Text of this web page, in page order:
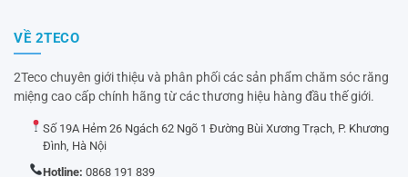
VỀ 2TECO
2Teco chuyên giới thiệu và phân phối các sản phẩm chăm sóc răng
miệng cao cấp chính hãng từ các thương hiệu hàng đầu thế giới.
Số 19A Hẻm 26 Ngách 62 Ngõ 1 Đường Bùi Xương Trạch, P. Khương
Đình, Hà Nội
Hotline: 0868 191 839